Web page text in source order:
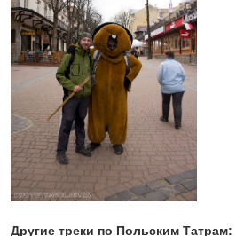
Другие треки по Польским Татрам: